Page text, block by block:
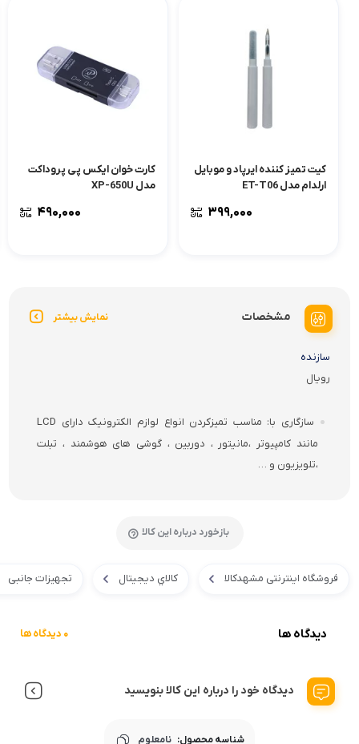
کیت تمیز کننده ایرپاد و موبایل
ارلدام مدل ET-T06
۳۹۹,۰۰۰
کارت خوان ایکس پی پروداکت
مدل XP-650U
۴۹۰,۰۰۰
مشخصات نمایش بیشتر
سازنده
رویال
سازگاری با
مناسب تمیزکردن انواع لوازم الکترونیک دارای LCD
مانند کامپیوتر ،مانیتور ، دوربین ، گوشی های هوشمند ، تبلت
،تلویزیون و …
بازخورد درباره این کالا
فروشگاه اینترنتی مشهدکالا کالاي ديجيتال تجهیزات جانبی
دیدگاه ها 0 دیدگاه ها
دیدگاه خود را درباره این کالا بنویسید
شناسه محصول: نامعلوم